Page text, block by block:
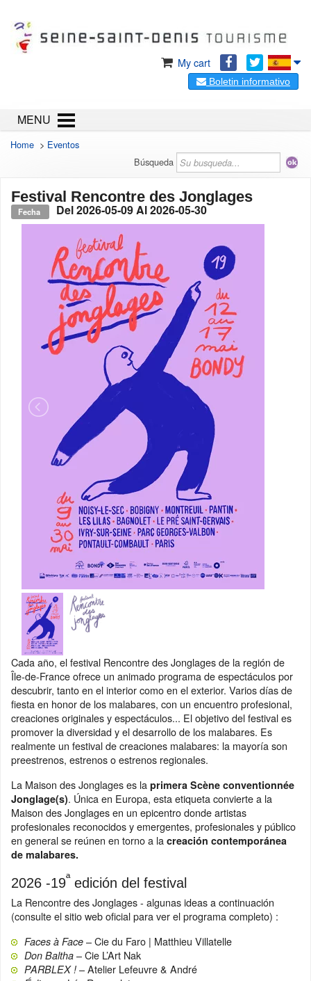
My cart
Boletin informativo
MENU
Home > Eventos
Búsqueda
Festival Rencontre des Jonglages
Fecha Del2026-05-09Al2026-05-30
Cada año, el festival Rencontre des Jonglages de la región de
Île-de-France ofrece un animado programa de espectáculos por
descubrir, tanto en el interior como en el exterior. Varios días de
fiesta en honor de los malabares, con un encuentro profesional,
creaciones originales y espectáculos... El objetivo del festival es
promover la diversidad y el desarrollo de los malabares. Es
realmente un festival de creaciones malabares: la mayoría son
preestrenos, estrenos o estrenos regionales.
La Maison des Jonglages es la primera Scène conventionnée
Jonglage(s). Única en Europa, esta etiqueta convierte a la
Maison des Jonglages en un epicentro donde artistas
profesionales reconocidos y emergentes, profesionales y público
en general se reúnen en torno a la creación contemporánea
de malabares.
2026 -19ªedición del festival
La Rencontre des Jonglages - algunas ideas a continuación
(consulte el sitio web oficial para ver el programa completo) :
Faces à Face – Cie du Faro | Matthieu Villatelle
Don Baltha – Cie L’Art Nak
PARBLEX ! – Atelier Lefeuvre & André